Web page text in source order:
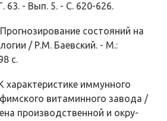
63. - Вып. 5. - С. 620-626.
состояний на
/ Р.М. Баевский. - М.:
с.
иммунного
витаминного завода /
производственной и окру­